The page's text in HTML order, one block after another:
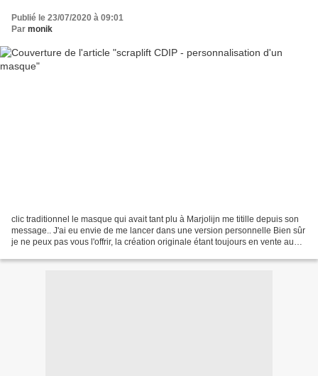
Publié le 23/07/2020 à 09:01
Par monik
clic traditionnel le masque qui avait tant plu à Marjolijn me titille depuis son
message.. J'ai eu envie de me lancer dans une version personnelle Bien sûr
je ne peux pas vous l'offrir, la création originale étant toujours en vente au